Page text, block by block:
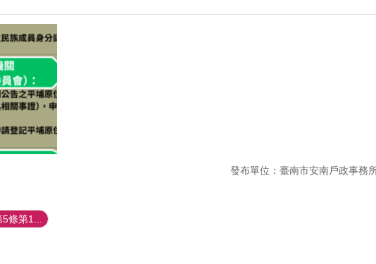
發布單位：臺南市安南戶政事務
條第1...